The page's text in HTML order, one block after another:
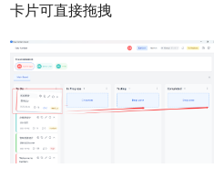
卡片可直接拖拽